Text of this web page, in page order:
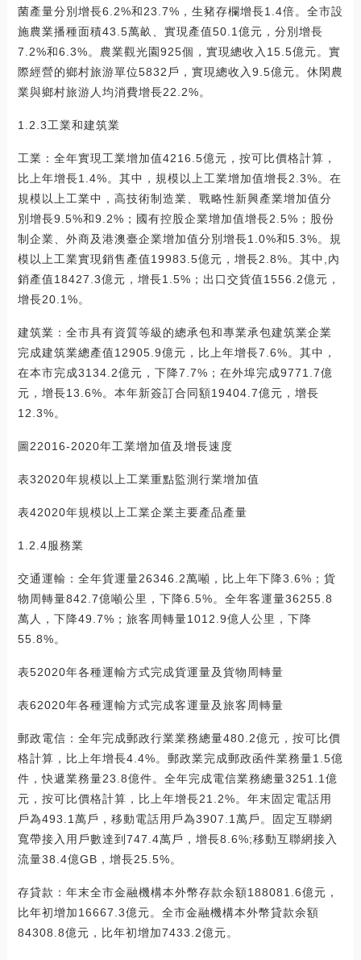
菌產量分別增長6.2%和23.7%，生豬存欄增長1.4倍。全市設
施農業播種面積43.5萬畝、實現產值50.1億元，分別增長
7.2%和6.3%。農業觀光園925個，實現總收入15.5億元。實
際經營的鄉村旅游單位5832戶，實現總收入9.5億元。休閑農
業與鄉村旅游人均消費增長22.2%。
1.2.3工業和建筑業
工業：全年實現工業增加值4216.5億元，按可比價格計算，
比上年增長1.4%。其中，規模以上工業增加值增長2.3%。在
規模以上工業中，高技術制造業、戰略性新興產業增加值分
別增長9.5%和9.2%；國有控股企業增加值增長2.5%；股份
制企業、外商及港澳臺企業增加值分別增長1.0%和5.3%。規
模以上工業實現銷售產值19983.5億元，增長2.8%。其中,內
銷產值18427.3億元，增長1.5%；出口交貨值1556.2億元，
增長20.1%。
建筑業：全市具有資質等級的總承包和專業承包建筑業企業
完成建筑業總產值12905.9億元，比上年增長7.6%。其中，
在本市完成3134.2億元，下降7.7%；在外埠完成9771.7億
元，增長13.6%。本年新簽訂合同額19404.7億元，增長
12.3%。
圖22016-2020年工業增加值及增長速度
表32020年規模以上工業重點監測行業增加值
表42020年規模以上工業企業主要產品產量
1.2.4服務業
交通運輸：全年貨運量26346.2萬噸，比上年下降3.6%；貨
物周轉量842.7億噸公里，下降6.5%。全年客運量36255.8
萬人，下降49.7%；旅客周轉量1012.9億人公里，下降
55.8%。
表52020年各種運輸方式完成貨運量及貨物周轉量
表62020年各種運輸方式完成客運量及旅客周轉量
郵政電信：全年完成郵政行業業務總量480.2億元，按可比價
格計算，比上年增長4.4%。郵政業完成郵政函件業務量1.5億
件，快遞業務量23.8億件。全年完成電信業務總量3251.1億
元，按可比價格計算，比上年增長21.2%。年末固定電話用
戶為493.1萬戶，移動電話用戶為3907.1萬戶。固定互聯網
寬帶接入用戶數達到747.4萬戶，增長8.6%;移動互聯網接入
流量38.4億GB，增長25.5%。
存貸款：年末全市金融機構本外幣存款余額188081.6億元，
比年初增加16667.3億元。全市金融機構本外幣貸款余額
84308.8億元，比年初增加7433.2億元。